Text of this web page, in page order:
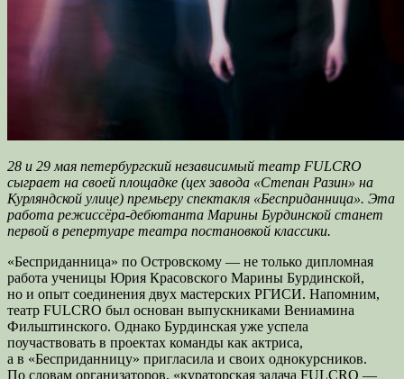
28 и 29 мая петербургский независимый театр FULCRO
сыграет на своей площадке (цех завода «Степан Разин» на
Курляндской улице) премьеру спектакля «Бесприданница». Эта
работа режиссёра-дебютанта Марины Бурдинской станет
первой в репертуаре театра постановкой классики.
«Бесприданница» по Островскому — не только дипломная
работа ученицы Юрия Красовского Марины Бурдинской,
но и опыт соединения двух мастерских РГИСИ. Напомним,
театр FULCRO был основан выпускниками Вениамина
Фильштинского. Однако Бурдинская уже успела
поучаствовать в проектах команды как актриса,
а в «Бесприданницу» пригласила и своих однокурсников.
По словам организаторов, «кураторская задача FULCRO —